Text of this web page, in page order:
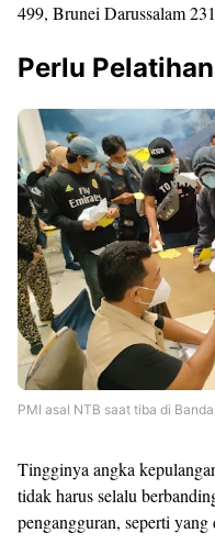
499, Brunei Darussalam
Perlu
PMI asal NTB saat tiba di
Tingginya angka
tidak harus selalu
pengangguran, seperti